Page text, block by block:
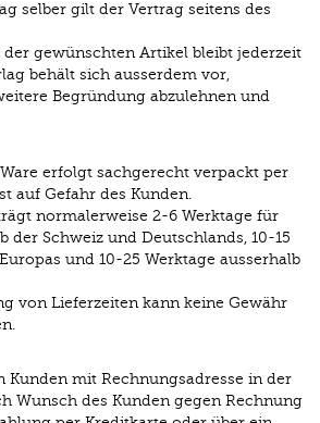
selber gilt der Vertrag seitens des
der gewünschten Artikel bleibt jederzeit
behält sich ausserdem vor,
Begründung abzulehnen und
Ware erfolgt sachgerecht verpackt per
auf Gefahr des Kunden.
normalerweise 2-6 Werktage für
der Schweiz und Deutschlands, 10-15
und 10-25 Werktage ausserhalb
von Lieferzeiten kann keine Gewähr
Kunden mit Rechnungsadresse in der
Wunsch des Kunden gegen Rechnung